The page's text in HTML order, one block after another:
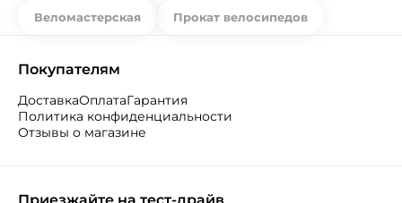
Веломастерская Прокат велосипедов
Покупателям
ДоставкаОплатаГарантия
Политика конфиденциальности
Отзывы о магазине